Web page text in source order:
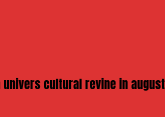
univers cultural revine in august